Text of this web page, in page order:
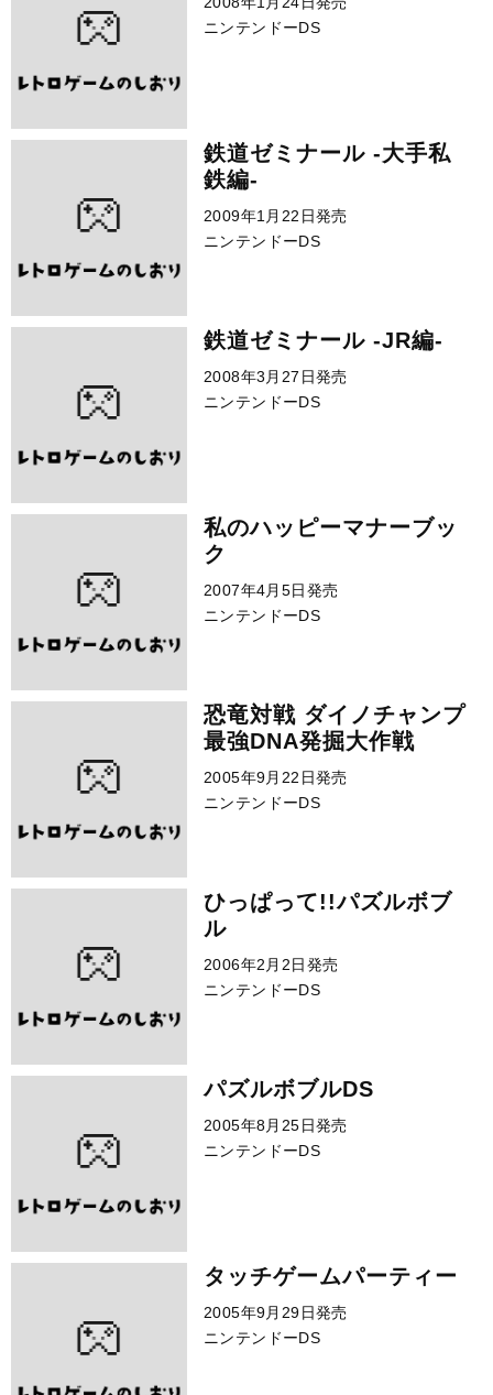
ニンテンドーDS
鉄道ゼミナール -大手私
鉄編-
2009年1月22日発売
ニンテンドーDS
鉄道ゼミナール -JR編-
2008年3月27日発売
ニンテンドーDS
私のハッピーマナーブッ
ク
2007年4月5日発売
ニンテンドーDS
恐竜対戦 ダイノチャンプ
最強DNA発掘大作戦
2005年9月22日発売
ニンテンドーDS
ひっぱって!!パズルボブ
ル
2006年2月2日発売
ニンテンドーDS
パズルボブルDS
2005年8月25日発売
ニンテンドーDS
タッチゲームパーティー
2005年9月29日発売
ニンテンドーDS